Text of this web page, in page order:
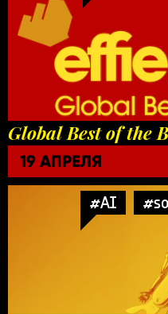
Global Best of the
19 АПРЕЛЯ
#AI